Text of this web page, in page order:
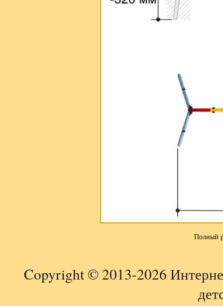
Полный
Copyright © 2013-2026